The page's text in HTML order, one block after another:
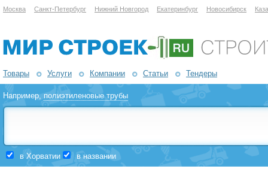
Москва Санкт-Петербург Нижний Новгород Екатеринбург Новосибирск
Товары Услуги Компании Статьи Тендеры
Например,полиэтиленовые трубы
в Хорватии в названии